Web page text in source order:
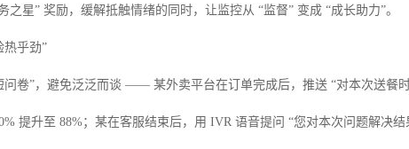
之星” 奖励，缓解抵触情绪的同时，让监控从 “监督” 变成 “成长助力”。
热乎劲”
问卷”，避免泛泛而谈 —— 某外卖平台在订单完成后，推送 “对本次送餐
提升至 88%；某在客服结束后，用 IVR 语音提问 “您对本次问题解决